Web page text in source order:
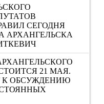
СЕГОДНЯ
АРХАНГЕЛЬСКА
21 МАЯ.
К ОБСУЖДЕНИЮ